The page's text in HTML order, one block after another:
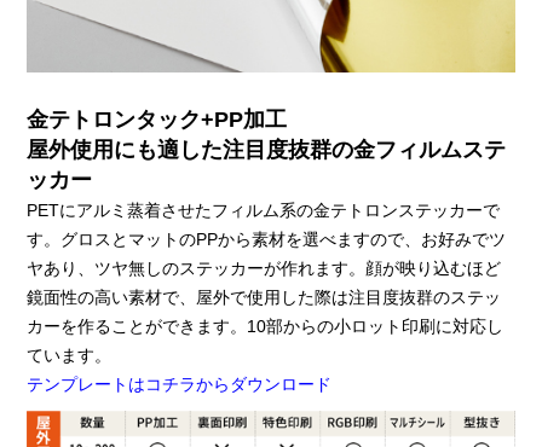
金テトロンタック+PP加工
屋外使用にも適した注目度抜群の金フィルムステ
ッカー
PETにアルミ蒸着させたフィルム系の金テトロンステッカーで
す。グロスとマットのPPから素材を選べますので、お好みでツ
ヤあり、ツヤ無しのステッカーが作れます。顔が映り込むほど
鏡面性の高い素材で、屋外で使用した際は注目度抜群のステッ
カーを作ることができます。10部からの小ロット印刷に対応し
ています。
テンプレートはコチラからダウンロード